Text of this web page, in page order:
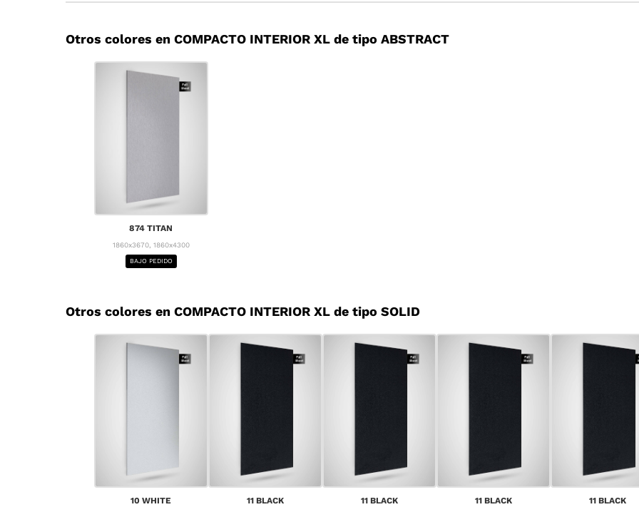
Otros colores en COMPACTO INTERIOR XL de tipo ABSTRACT
874 TITAN
1860x3670, 1860x4300
BAJO PEDIDO
Otros colores en COMPACTO INTERIOR XL de tipo SOLID
10 WHITE 11 BLACK 11 BLACK 11 BLACK 11 BLACK